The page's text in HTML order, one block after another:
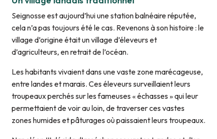
Seignosse est aujourd’hui une station balnéaire réputée,
cela n’a pas toujours été le cas. Revenons à son histoire : le
village d’origine était un village d’éleveurs et
d’agriculteurs, en retrait de l’océan.
Les habitants vivaient dans une vaste zone marécageuse,
entre landes et marais. Ces éleveurs surveillaient leurs
troupeaux perchés sur les fameuses « échasses » qui leur
permettaient de voir au loin, de traverser ces vastes
zones humides et pâturages où paissaient leurs troupeaux.